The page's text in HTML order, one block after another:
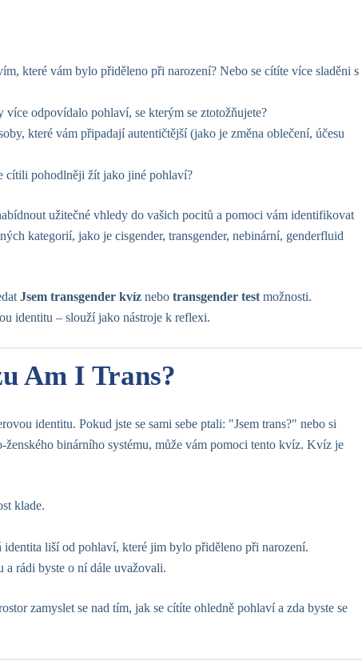
které vám bylo přiděleno při narození? Nebo se cítíte více sladěni s
více odpovídalo pohlaví, se kterým se ztotožňujete?
které vám připadají autentičtější (jako je změna oblečení, účesu
cítili pohodlněji žít jako jiné pohlaví?
užitečné vhledy do vašich pocitů a pomoci vám identifikovat
kategorií, jako je cisgender, transgender, nebinární, genderfluid
Jsem transgender kvíz nebo transgender test možnosti.
identitu – slouží jako nástroje k reflexi.
Am I Trans?
identitu. Pokud jste se sami sebe ptali: "Jsem trans?" nebo si
binárního systému, může vám pomoci tento kvíz. Kvíz je
klade.
liší od pohlaví, které jim bylo přiděleno při narození.
a rádi byste o ní dále uvažovali.
zamyslet se nad tím, jak se cítíte ohledně pohlaví a zda byste se